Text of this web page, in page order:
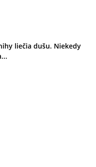
liečia dušu. Niekedy